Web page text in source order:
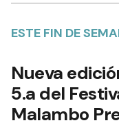
ESTE FIN DE
Nueva
5.a del
Malambo